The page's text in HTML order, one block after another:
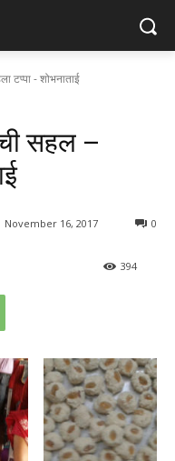
टप्पा - शोभनाताई
सहल –
November 16, 2017 0
394